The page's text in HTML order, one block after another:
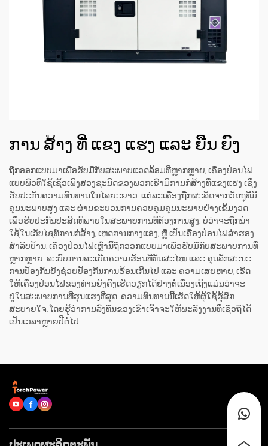
ການ ສ້າງ ທີ່ ແຂງ ແຮງ ແລະ ຍືນ ຍົງ
ຖືກອອກແບບມາເພື່ອຮັບມືກັບສະພາບແວດລ້ອມທີ່ຫຼາກຫຼາຍ, ເຄື່ອງປ່ອນໄຟ
ແບບພົວທີ່ໃຊ້ເຊື້ອເພິງສອງຊະນິດຂອງພວກເຮົາມີການກໍ່ສ້າງທີ່ແຂງແຮງ ເຊິ່ງ
ຮັບປະກັນຄວາມທົນທານໃນໄລຍະຍາວ. ແຕ່ລະເຄື່ອງຖືກຜະລິດຈາກວັດຖຸທີ່ມີ
ຄຸນນະພາບສູງ ແລະ ຜ່ານຂະບວນການຄວບຄຸມຄຸນນະພາບຢ່າງເຂັ້ມງວດ
ເພື່ອຮັບປະກັນປະສິດທິພາບໃນສະພາບການທີ່ຕ້ອງການສູງ. ບໍ່ວ່າຈະຖືກນຳ
ໃຊ້ໃນເວັບໄຊທ໌ການກໍ່ສ້າງ, ເຫດການກາງແອ່ງ, ຫຼື ເປັນເຄື່ອງປ່ອນໄຟສຳຮອງ
ສຳລັບບ້ານ, ເຄື່ອງປ່ອນໄຟເຫຼົ່ານີ້ຖືກອອກແບບມາເພື່ອຮັບມືກັບສະພາບການທີ່
ຫຼາກຫຼາຍ. ລະບົບການລະເບີດຄວາມຮ້ອນທີ່ທັນສະໄໝ ແລະ ຄຸນລັກສະນະ
ການປ້ອງກັນຍັງຊ່ວຍປ້ອງກັນການຮ້ອນເກີນໄປ ແລະ ຄວາມເສຍຫາຍ, ເຮັດ
ໃຫ້ເຄື່ອງປ່ອນໄຟຂອງທ່ານຍັງຄົງເຮັດວຽກໄດ້ຢ່າງຕໍ່ເນື່ອງເຖິງແມ່ນວ່າຈະ
ຢູ່ໃນສະພາບການທີ່ຮຸນແຮງທີ່ສຸດ. ຄວາມທົນທານນີ້ເຮັດໃຫ້ຜູ້ໃຊ້ຮູ້ສຶກ
ສະບາຍໃຈ, ໂດຍຮູ້ວ່າການລົງທຶນຂອງເຂົາເຈົ້າຈະໃຫ້ພະລັງງານທີ່ເຊື່ອຖືໄດ້
ເປັນເວລາຫຼາຍປີຕໍ່ໄປ.